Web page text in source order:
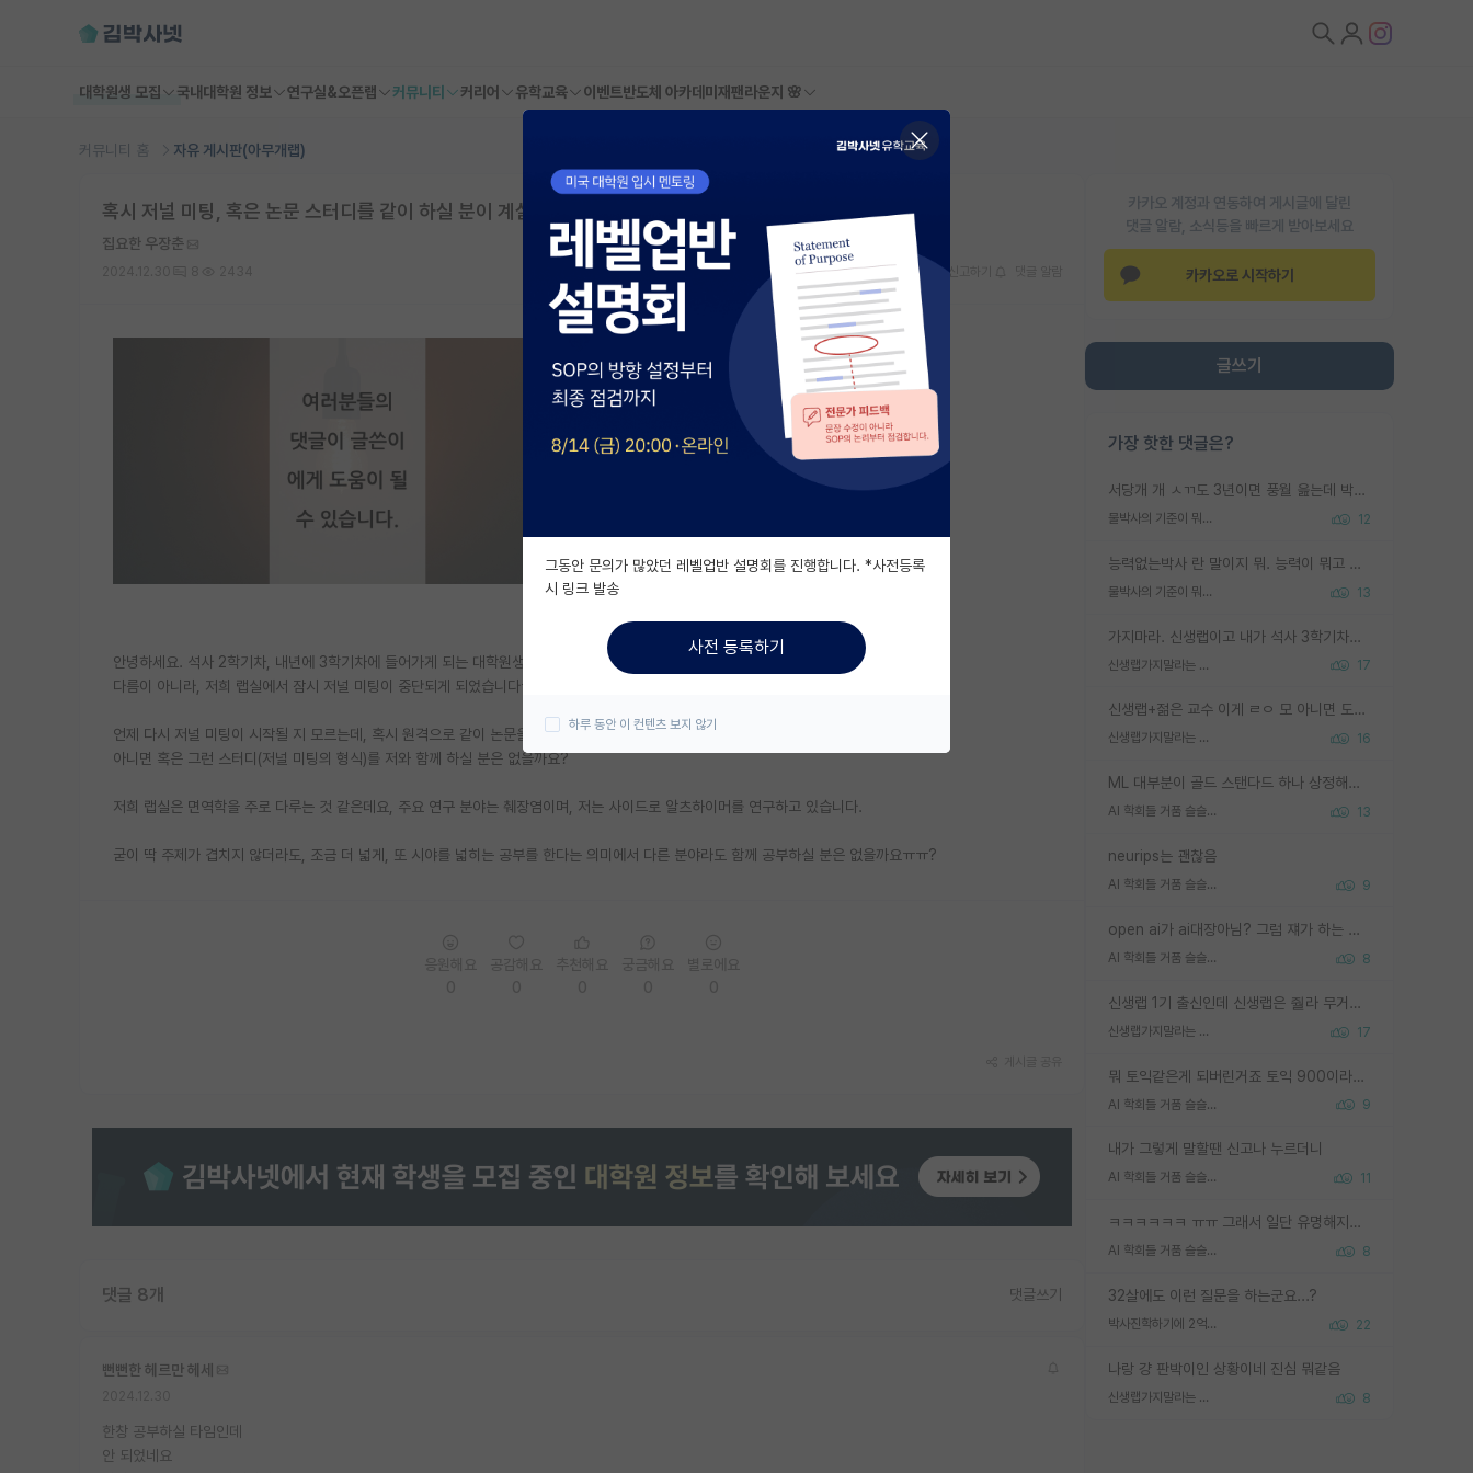
대학원생 모집 국내대학원 정보 연구실&오픈랩 커뮤니티 커리어 유학교육 이벤트반도체 아카데미 재팬라운지 🌸
커뮤니티 홈 자유 게시판(아무개랩)
카카오 계정과 연동하여 게시글에 달린
댓글 알람, 소식등을 빠르게 받아보세요
카카오로 시작하기
글쓰기
가장 핫한 댓글은?
서당개 개 ㅅㄲ도 3년이면 풍월 읊는데 박사 5년 이상 대리고 있으면서 물된건 교수 탓 맞는ㄱ게 거기가 서당이 아니란 소리임
물박사의 기준이 뭐임? 12
능력없는박사 란 말이지 뭐. 능력이 뭐고 능력이 있다는게 뭔지는 사람마다 기준이 다르니까 얘기해봐야 서로 자기 기준만 얘기해서 논쟁이 끝이 안나고. 주위에서 능력있고 야심있는 신입생이 교수가 유의미한 피드백을 아예 안주면서 제대로된 과제에 참여해볼 기회도 제공하지 않고 잡일 뺑뺑이만 돌려서 맨날 단순작업만 하면서 밤새다가 눈빛이 점점 죽어가는걸 본 사람은 물박사는 교수탓이라고 하고, 교수는 이것저것 알려도 주고 기회도 주고 사수 동기 붙여주면서 어떻게든 끌고가려고 하는데 본인이 매일 뺀질거리면서 출근 하는둥마는둥 하다가 기껏 와서도 폰이나 쳐다보다가 실험 망치고 저녁약속있어서 먼저 가볼게요~ 하는걸 본 사람은 물박사는 본인탓이라고 함.
물박사의 기준이 뭐임? 13
가지마라. 신생랩이고 내가 석사 3학기차인데 최고참인데 나도 아무것도 모르는데 교수가 후배들 왜 논문 교육 안시키냐. 논문 왜 안 써오냐 닦달한다
신생랩가지말라는 이유가 있었구나 17
신생랩+젊은 교수 이게 ㄹㅇ 모 아니면 도인듯.
신생랩가지말라는 이유가 있었구나 16
ML 대부분이 골드 스탠다드 하나 상정해놓고 (벤치마크 데이터셋이 여러 개면 여러 개 상정) 그거 얼마나 잘 맞추나 싸움임 가끔 번뜩이는 설계 철학을 보여주는 논문들도 있지만 대부분 그거 성적 얼마나 더 올리느라에 혈안이 되어 있는 측면이 잇음
AI 학회들 거품 슬슬 지적이 나오네요 13
neurips는 괜찮음
AI 학회들 거품 슬슬 지적이 나오네요 9
open ai가 ai대장아님? 그럼 쟤가 하는 말이 다 맞겠네
AI 학회들 거품 슬슬 지적이 나오네요 8
신생랩 1기 출신인데 신생랩은 줠라 무거운 바벨 같은거임. 들면 대박인데 못들면 깔려 죽음. 아무도 알려주지 않는 환경에서 자생해야하지만, 일단 살아남았다면 그 어떤 사람보다 악착같고 생존력 높은 사람으로 거듭날 수 있음
신생랩가지말라는 이유가 있었구나 17
뭐 토익같은게 되버린거죠 토익 900이라고 영어잘하는건 아닙니다만 잘하는사람은 다 900을 넘는 그런
AI 학회들 거품 슬슬 지적이 나오네요 9
내가 그렇게 말할땐 신고나 누르더니
AI 학회들 거품 슬슬 지적이 나오네요 11
ㅋㅋㅋㅋㅋㅋ ㅠㅠ 그래서 일단 유명해지는게 중요한거같습니다
AI 학회들 거품 슬슬 지적이 나오네요 8
32살에도 이런 질문을 하는군요...?
박사진학하기에 2억은 괜찮은 (?) 정도의 경제력인가요 22
나랑 걍 판박이인 상황이네 진심 뭐같음
신생랩가지말라는 이유가 있었구나 8
혹시 저널 미팅, 혹은 논문 스터디를 같이 하실 분이 계실까요?
집요한 우장춘
스크랩 신고하기
안녕하세요. 석사 2학기차, 내년에 3학기차에 들어가게 되는 대학원생입니다.
다름이 아니라, 저희 랩실에서 잠시 저널 미팅이 중단되게 되었습니다ㅠㅠ
언제 다시 저널 미팅이 시작될 지 모르는데, 혹시 원격으로 같이 논문을 공부하고 서로 발표하는 그런 스터디는 없을까요?
아니면 혹은 그런 스터디(저널 미팅의 형식)를 저와 함께 하실 분은 없을까요?
저희 랩실은 면역학을 주로 다루는 것 같은데요, 주요 연구 분야는 췌장염이며, 저는 사이드로 알츠하이머를 연구하고 있습니다.
굳이 딱 주제가 겹치지 않더라도, 조금 더 넓게, 또 시야를 넓히는 공부를 한다는 의미에서 다른 분야라도 함께 공부하실 분은 없을까요ㅠㅠ?
댓글 8개 댓글쓰기
뻔뻔한 헤르만 헤세
한창 공부하실 타임인데
안 되었네요
그동안 문의가 많았던 레벨업반 설명회를 진행합니다. *사전등록
시 링크 발송
사전 등록하기
하루 동안 이 컨텐츠 보지 않기